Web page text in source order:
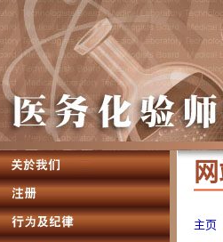
网
主页